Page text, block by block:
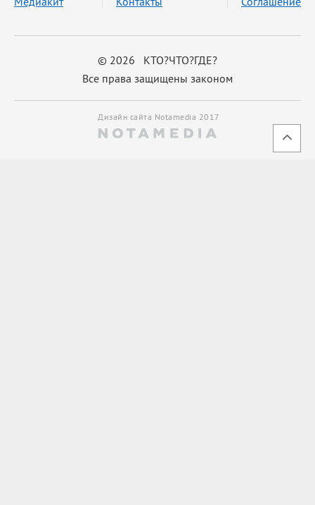
© 2026 КТО?ЧТО?ГДЕ?
Все права защищены законом
Дизайн сайта Notamedia 2017